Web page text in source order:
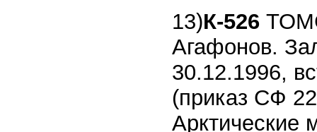
13)К-526
Агафонов.
30.12.1996,
(приказ СФ
Арктические